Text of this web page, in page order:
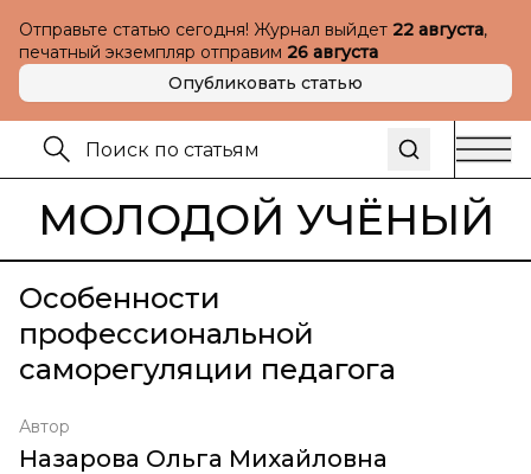
Отправьте статью сегодня! Журнал выйдет 22 августа,
печатный экземпляр отправим 26 августа
Опубликовать статью
МОЛОДОЙ УЧЁНЫЙ
Особенности
профессиональной
саморегуляции педагога
Автор
Назарова Ольга Михайловна